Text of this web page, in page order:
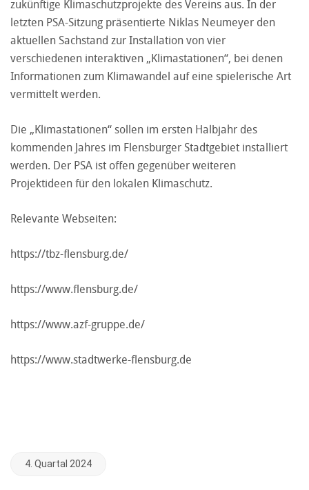
zukünftige Klimaschutzprojekte des Vereins aus. In der
letzten PSA-Sitzung präsentierte Niklas Neumeyer den
aktuellen Sachstand zur Installation von vier
verschiedenen interaktiven „Klimastationen“, bei denen
Informationen zum Klimawandel auf eine spielerische Art
vermittelt werden.
Die „Klimastationen“ sollen im ersten Halbjahr des
kommenden Jahres im Flensburger Stadtgebiet installiert
werden. Der PSA ist offen gegenüber weiteren
Projektideen für den lokalen Klimaschutz.
Relevante Webseiten:
https://tbz-flensburg.de/
https://www.flensburg.de/
https://www.azf-gruppe.de/
https://www.stadtwerke-flensburg.de
4. Quartal 2024